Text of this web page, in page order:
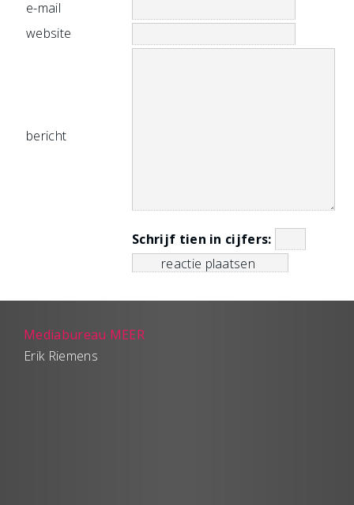
e-mail
website
bericht
Schrijf tien in cijfers:
Mediabureau MEER
Erik Riemens